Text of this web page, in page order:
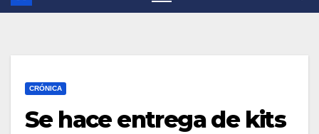
CRÓNICA
Se hace entrega de kits